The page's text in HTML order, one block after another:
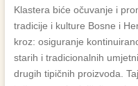
Klastera biće očuvanje i
tradicije i kulture Bosne i
kroz: osiguranje
starih i tradicionalnih
drugih tipičnih proizvoda.